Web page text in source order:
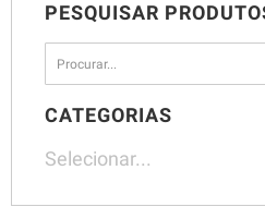
PESQUISAR
CATEGORIAS
Selecionar...